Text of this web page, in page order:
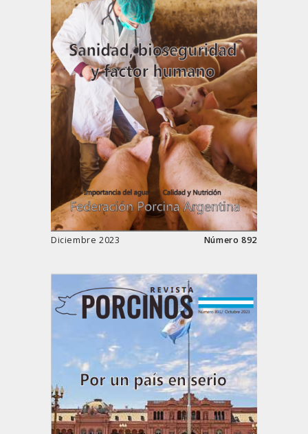
Diciembre 2023 Número 892